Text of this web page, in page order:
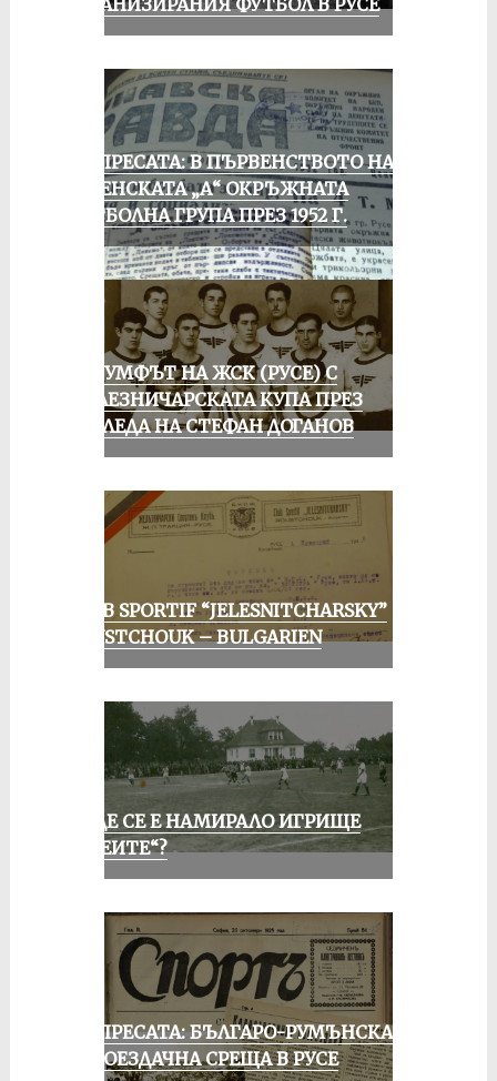
ОТ ПРЕСАТА: В ПЪРВЕНСТВОТО НА
РУСЕНСКАТА „А“ ОКРЪЖНАТА
ФУТБОЛНА ГРУПА ПРЕЗ 1952 Г.
ТРИУМФЪТ НА ЖСК (РУСЕ) С
ЖЕЛЕЗНИЧАРСКАТА КУПА ПРЕЗ
ПОГЛЕДА НА СТЕФАН ДОГАНОВ
CLUB SPORTIF “JELESNITCHARSKY”
ROUSTCHOUK – BULGARIEN
КЪДЕ СЕ Е НАМИРАЛО ИГРИЩЕ
„АЛЕИТЕ“?
ОТ ПРЕСАТА: БЪЛГАРО-РУМЪНСКА
КОЛОЕЗДАЧНА СРЕЩА В РУСЕ